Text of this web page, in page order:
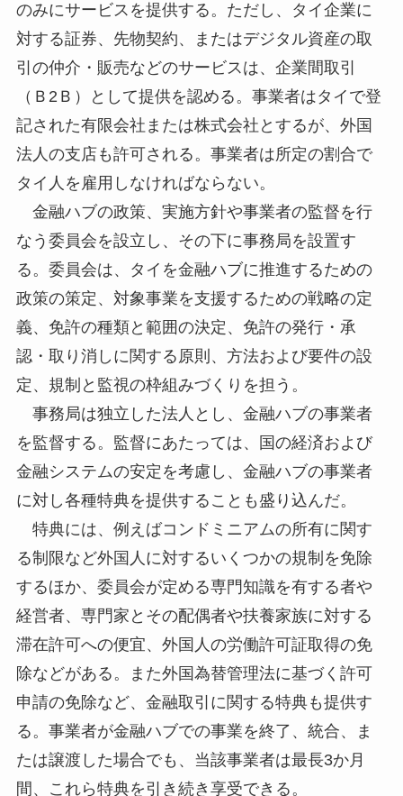
のみにサービスを提供する。ただし、タイ企業に
対する証券、先物契約、またはデジタル資産の取
引の仲介・販売などのサービスは、企業間取引
（Ｂ2Ｂ）として提供を認める。事業者はタイで登
記された有限会社または株式会社とするが、外国
法人の支店も許可される。事業者は所定の割合で
タイ人を雇用しなければならない。
金融ハブの政策、実施方針や事業者の監督を行
なう委員会を設立し、その下に事務局を設置す
る。委員会は、タイを金融ハブに推進するための
政策の策定、対象事業を支援するための戦略の定
義、免許の種類と範囲の決定、免許の発行・承
認・取り消しに関する原則、方法および要件の設
定、規制と監視の枠組みづくりを担う。
事務局は独立した法人とし、金融ハブの事業者
を監督する。監督にあたっては、国の経済および
金融システムの安定を考慮し、金融ハブの事業者
に対し各種特典を提供することも盛り込んだ。
特典には、例えばコンドミニアムの所有に関す
る制限など外国人に対するいくつかの規制を免除
するほか、委員会が定める専門知識を有する者や
経営者、専門家とその配偶者や扶養家族に対する
滞在許可への便宜、外国人の労働許可証取得の免
除などがある。また外国為替管理法に基づく許可
申請の免除など、金融取引に関する特典も提供す
る。事業者が金融ハブでの事業を終了、統合、ま
たは譲渡した場合でも、当該事業者は最長3か月
間、これら特典を引き続き享受できる。